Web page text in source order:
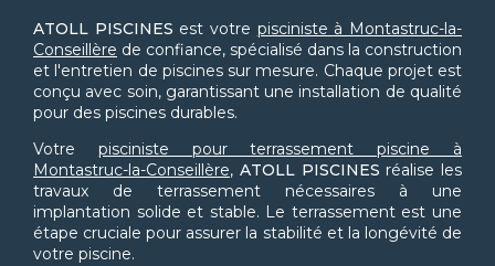
ATOLL PISCINES est votre pisciniste à Montastruc-la-
Conseillère de confiance, spécialisé dans la construction
et l'entretien de piscines sur mesure. Chaque projet est
conçu avec soin, garantissant une installation de qualité
pour des piscines durables.
Votre pisciniste pour terrassement piscine à
Montastruc-la-Conseillère, ATOLL PISCINES réalise les
travaux de terrassement nécessaires à une
implantation solide et stable. Le terrassement est une
étape cruciale pour assurer la stabilité et la longévité de
votre piscine.